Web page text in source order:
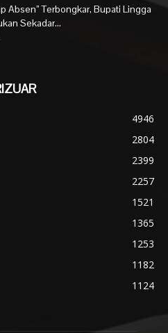
Absen” Terbongkar, Bupati Lingga
Sekadar...
4946
2804
2399
2257
1521
1365
1253
1182
1124